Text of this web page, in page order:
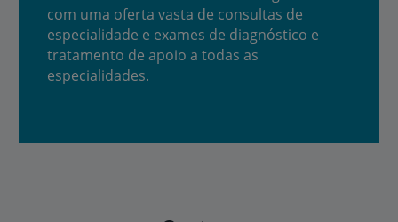
com uma oferta vasta de consultas de
especialidade e exames de diagnóstico e
tratamento de apoio a todas as
especialidades.